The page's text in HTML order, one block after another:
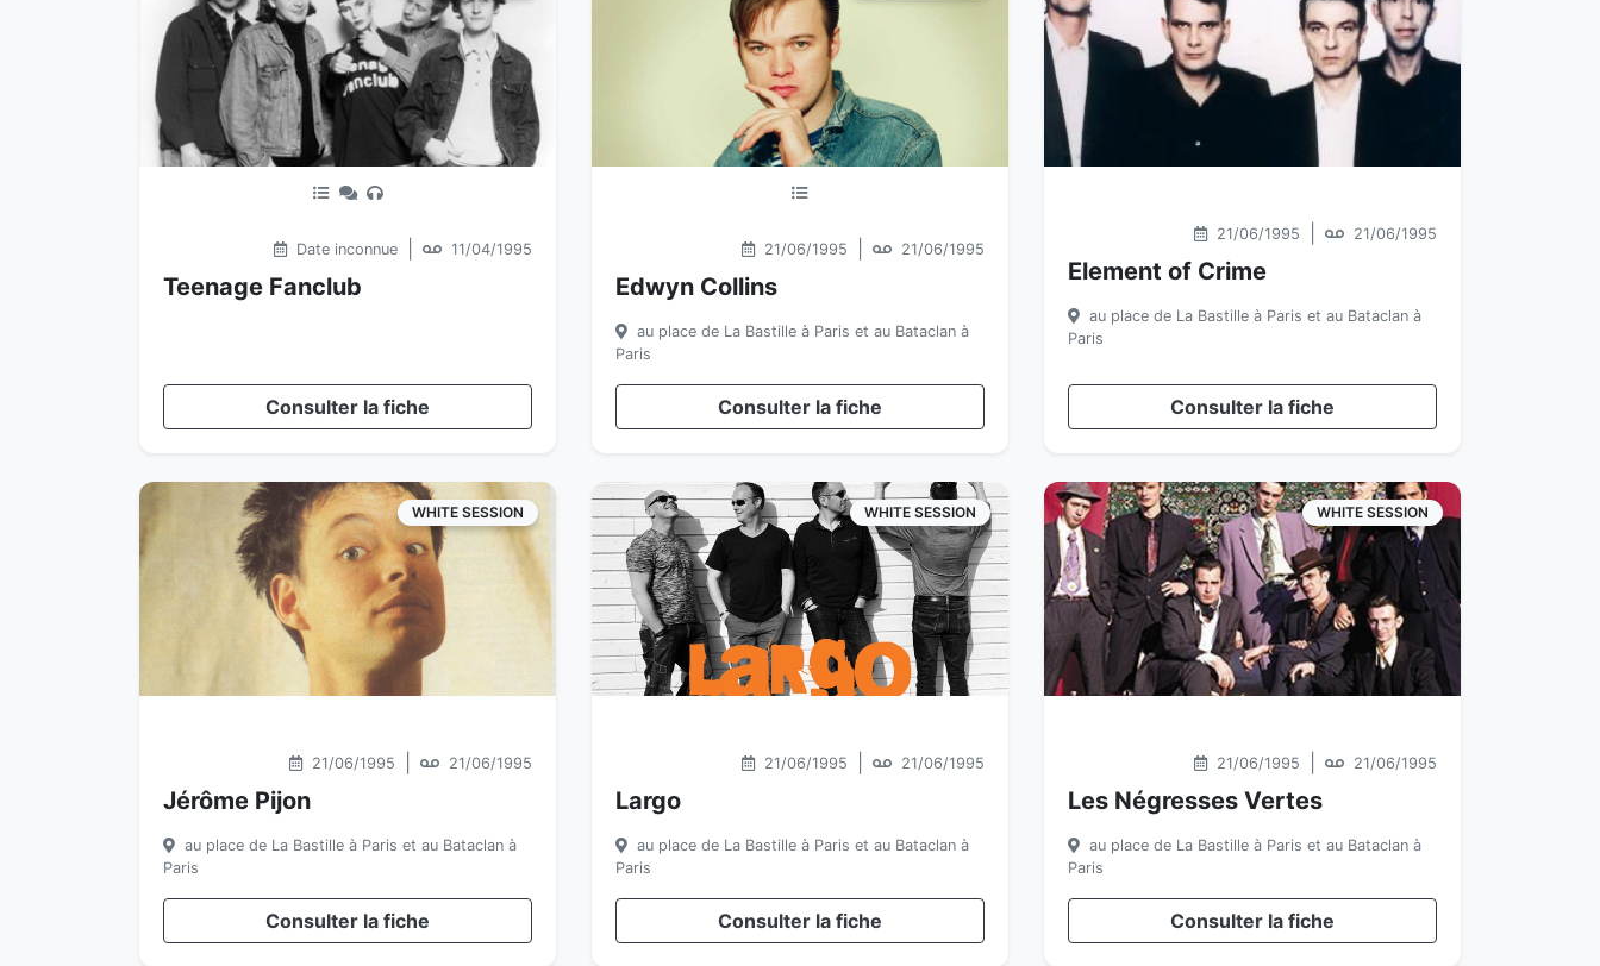
Date inconnue 11/04/1995
Teenage Fanclub
Consulter la fiche
21/06/1995 21/06/1995
Edwyn Collins
au place de La Bastille à Paris et au Bataclan à
Paris
Consulter la fiche
21/06/1995 21/06/1995
Element of Crime
au place de La Bastille à Paris et au Bataclan à
Paris
Consulter la fiche
WHITE SESSION
21/06/1995 21/06/1995
Jérôme Pijon
au place de La Bastille à Paris et au Bataclan à
Paris
Consulter la fiche
WHITE SESSION
21/06/1995 21/06/1995
Largo
au place de La Bastille à Paris et au Bataclan à
Paris
Consulter la fiche
WHITE SESSION
21/06/1995 21/06/1995
Les Négresses Vertes
au place de La Bastille à Paris et au Bataclan à
Paris
Consulter la fiche